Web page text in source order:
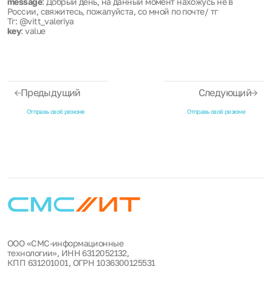
России, свяжитесь, пожалуйста, со мной по почте/ тг
Тг: @vitt_valeriya
key: value
Предыдущий
Отправь своё резюме
Следующий
Отправь своё резюме
ООО «СМС-информационные
технологии», ИНН 6312052132,
КПП 631201001, ОГРН 1036300125531